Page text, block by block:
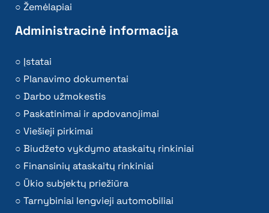
Žemėlapiai
Administracinė informacija
Įstatai
Planavimo dokumentai
Darbo užmokestis
Paskatinimai ir apdovanojimai
Viešieji pirkimai
Biudžeto vykdymo ataskaitų rinkiniai
Finansinių ataskaitų rinkiniai
Ūkio subjektų priežiūra
Tarnybiniai lengvieji automobiliai